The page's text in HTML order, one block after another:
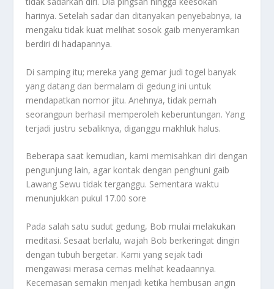
harinya. Setelah sadar dan ditanyakan penyebabnya, ia
mengaku tidak kuat melihat sosok gaib menyeramkan
berdiri di hadapannya.
Di samping itu; mereka yang gemar judi togel banyak
yang datang dan bermalam di gedung ini untuk
mendapatkan nomor jitu. Anehnya, tidak pernah
seorangpun berhasil memperoleh keberuntungan. Yang
terjadi justru sebaliknya, diganggu makhluk halus.
Beberapa saat kemudian, kami memisahkan diri dengan
pengunjung lain, agar kontak dengan penghuni gaib
Lawang Sewu tidak terganggu. Sementara waktu
menunjukkan pukul 17.00 sore
Pada salah satu sudut gedung, Bob mulai melakukan
meditasi. Sesaat berlalu, wajah Bob berkeringat dingin
dengan tubuh bergetar. Kami yang sejak tadi
mengawasi merasa cemas melihat keadaannya.
Kecemasan semakin menjadi ketika hembusan angin